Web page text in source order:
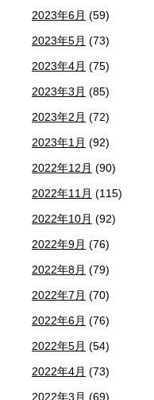
2023年6月 (59)
2023年5月 (73)
2023年4月 (75)
2023年3月 (85)
2023年2月 (72)
2023年1月 (92)
2022年12月 (90)
2022年11月 (115)
2022年10月 (92)
2022年9月 (76)
2022年8月 (79)
2022年7月 (70)
2022年6月 (76)
2022年5月 (54)
2022年4月 (73)
2022年3月 (69)